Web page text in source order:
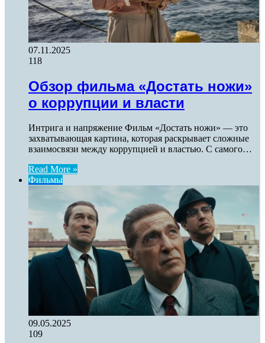
07.11.2025
118
Обзор фильма «Достать ножи»
о коррупции и власти
Интрига и напряжение Фильм «Достать ножи» — это
захватывающая картина, которая раскрывает сложные
взаимосвязи между коррупцией и властью. С самого…
Read More »
Фильмы
09.05.2025
109